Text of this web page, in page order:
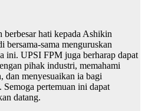
hati kepada Ashikin
bersama-sama menguruskan
ini. UPSI FPM juga berharap dapat
pihak industri, memahami
dan menyesuaikan ia bagi
pertemuan ini dapat
datang.